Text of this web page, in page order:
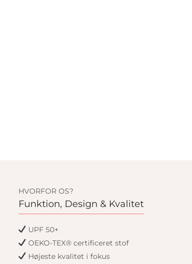
HVORFOR OS?
Funktion, Design & Kvalitet
UPF 50+
OEKO-TEX® certificeret stof
Højeste kvalitet i fokus